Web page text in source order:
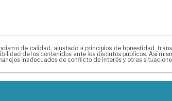
de calidad, ajustado a principios de honestidad,
de los contenidos ante los distintos públicos. Así
inadecuados de conflicto de interés y otras